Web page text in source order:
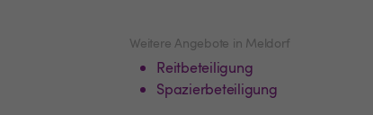
Weitere Angebote in Meldorf
Reitbeteiligung
Spazierbeteiligung